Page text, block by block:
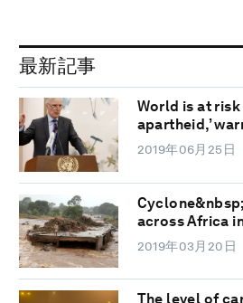
最新記事
World is at risk
apartheid,’
2019年06月25日
across Africa
2019年03月20日
The level of